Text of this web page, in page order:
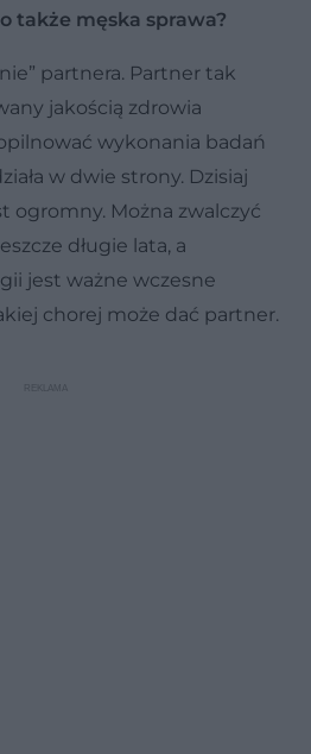
także męska sprawa?
partnera. Partner tak
jakością zdrowia
wykonania badań
w dwie strony. Dzisiaj
ogromny. Można zwalczyć
długie lata, a
jest ważne wczesne
chorej może dać partner.